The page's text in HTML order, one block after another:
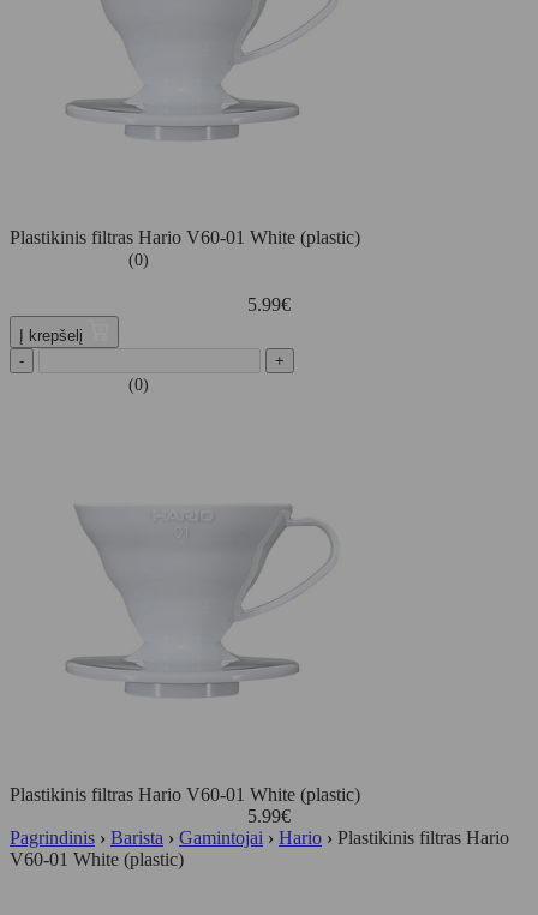
Plastikinis filtras Hario V60-01 White (plastic)
(0)
5.99€
Į krepšelį
-
+
(0)
Plastikinis filtras Hario V60-01 White (plastic)
5.99€
Pagrindinis › Barista › Gamintojai › Hario › Plastikinis filtras Hario
V60-01 White (plastic)